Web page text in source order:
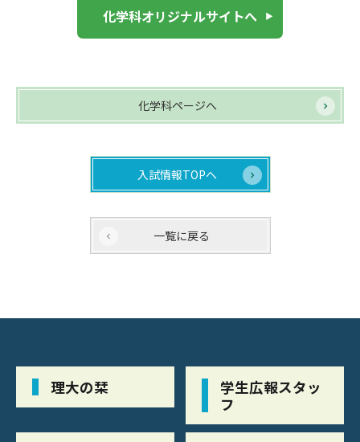
化学科オリジナルサイトへ
化学科ページへ
入試情報TOPへ
一覧に戻る
理大の栞
学生広報スタッ
フ